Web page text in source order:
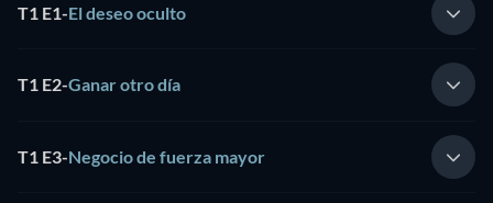
T1 E1-El deseo oculto
T1 E2-Ganar otro día
T1 E3-Negocio de fuerza mayor